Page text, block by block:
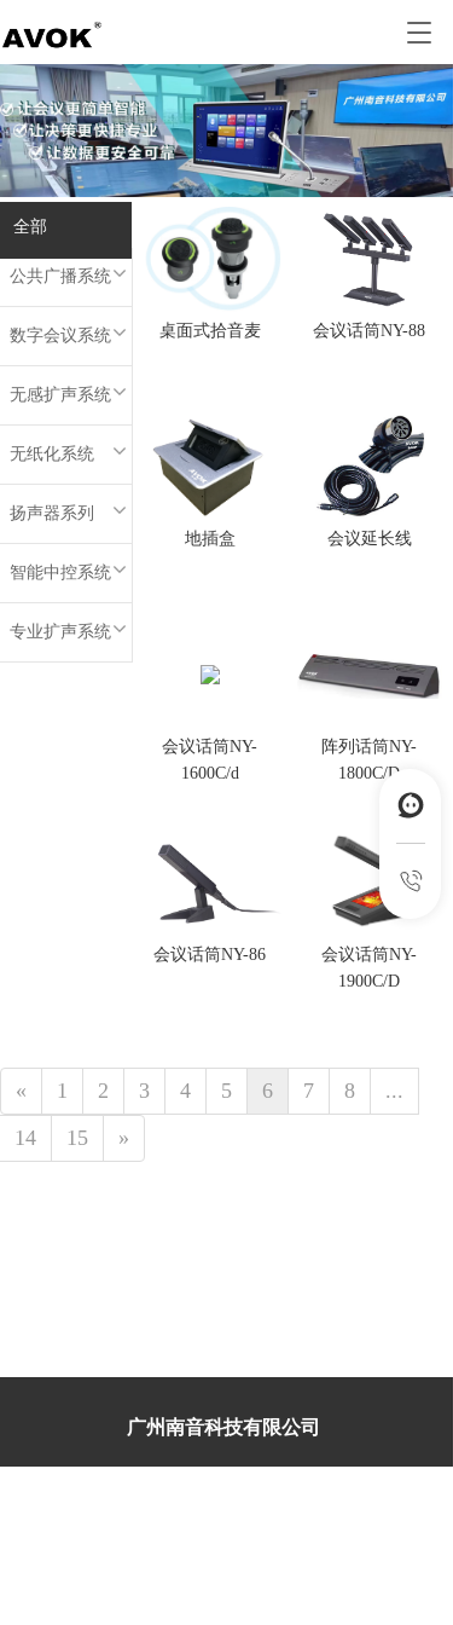
T
g
g
l
e
n
a
t
全部
公共广播系统
数字会议系统
无感扩声系统
无纸化系统
扬声器系列
智能中控系统
专业扩声系统
桌面式拾音麦 会议话筒NY-88
地插盒 会议延长线
会议话筒NY-
1600C/d
阵列话筒NY-
1800C/D
会议话筒NY-86
会议话筒NY-
1900C/D
« 1 2 3 4 5 6 7 8
...
14
15 »
全部
广州南音科技有限公司